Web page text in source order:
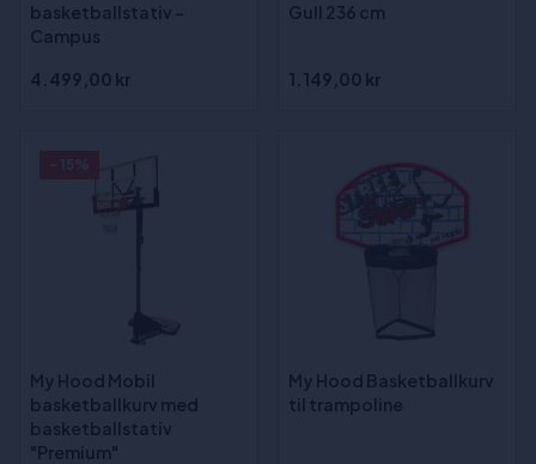
basketballstativ -
Campus
4.499,00 kr
Gull 236 cm
1.149,00 kr
My Hood Mobil
basketballkurv med
basketballstativ
"Premium"
My Hood Basketballkurv
til trampoline